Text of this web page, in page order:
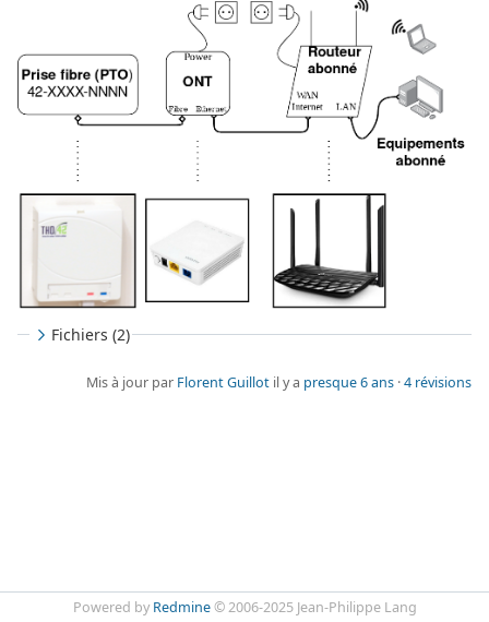
Fichiers (2)
Mis à jour par Florent Guillot il y a presque 6 ans ·4 révisions
Powered by Redmine© 2006-2025 Jean-Philippe Lang